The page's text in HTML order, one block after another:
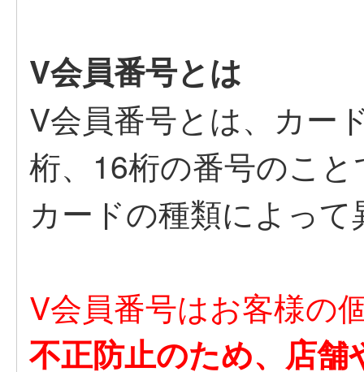
V会員番号とは
V会員番号とは、カー
桁、16桁の番号のこ
カードの種類によっ
V会員番号はお客様の
不正防止のため、店